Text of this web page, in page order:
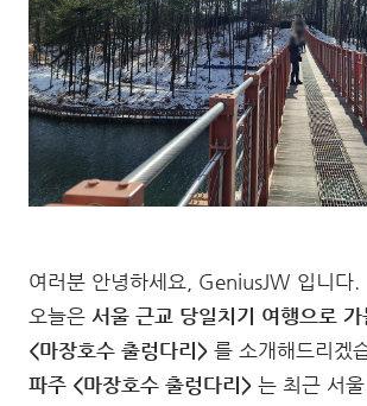
여러분 안녕하세요, GeniusJW 입니다.
오늘은 서울 근교 당일치기 여행으로
<마장호수 출렁다리> 를 소개해드리겠
파주 <마장호수 출렁다리> 는 최근 서